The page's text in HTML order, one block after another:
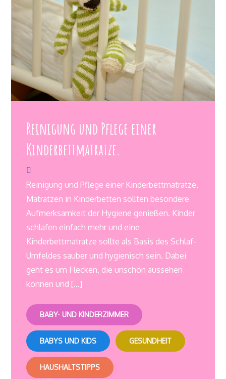
Reinigung und Pflege einer
Kinderbettmatratze.
Reinigung und Pflege einer Kinderbettmatratze.
Matratzen in Kinderbetten sollten besondere
Aufmerksamkeit der Hygiene genießen. Kinder
schlafen einfach mehr und eine
Kinderbettmatratze sollte als Basis des Schlaf-
Umfeldes sauber und hygienisch sein. Dabei
geht es um Flecken, die unschön aussehen
können und […]
BABY- UND KINDERZIMMER
BABYS UND KIDS GESUNDHEIT
HAUSHALTSTIPPS